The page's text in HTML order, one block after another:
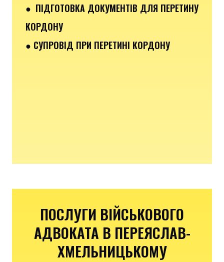
● ПІДГОТОВКА ДОКУМЕНТІВ ДЛЯ ПЕРЕТИНУ
КОРДОНУ
● СУПРОВІД ПРИ ПЕРЕТИНІ КОРДОНУ
ПОСЛУГИ ВІЙСЬКОВОГО
АДВОКАТА В ПЕРЕЯСЛАВ-
ХМЕЛЬНИЦЬКОМУ